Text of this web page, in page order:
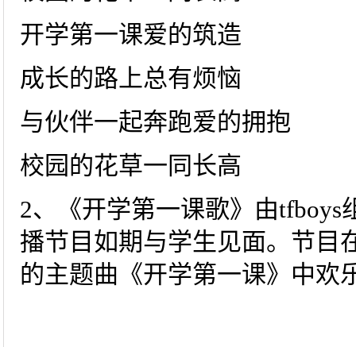
开学第一课爱的筑造
成长的路上总有烦恼
与伙伴一起奔跑爱的拥抱
校园的花草一同长高
2、《开学第一课歌》由tfboys
播节目如期与学生见面。节目
的主题曲《开学第一课》中欢